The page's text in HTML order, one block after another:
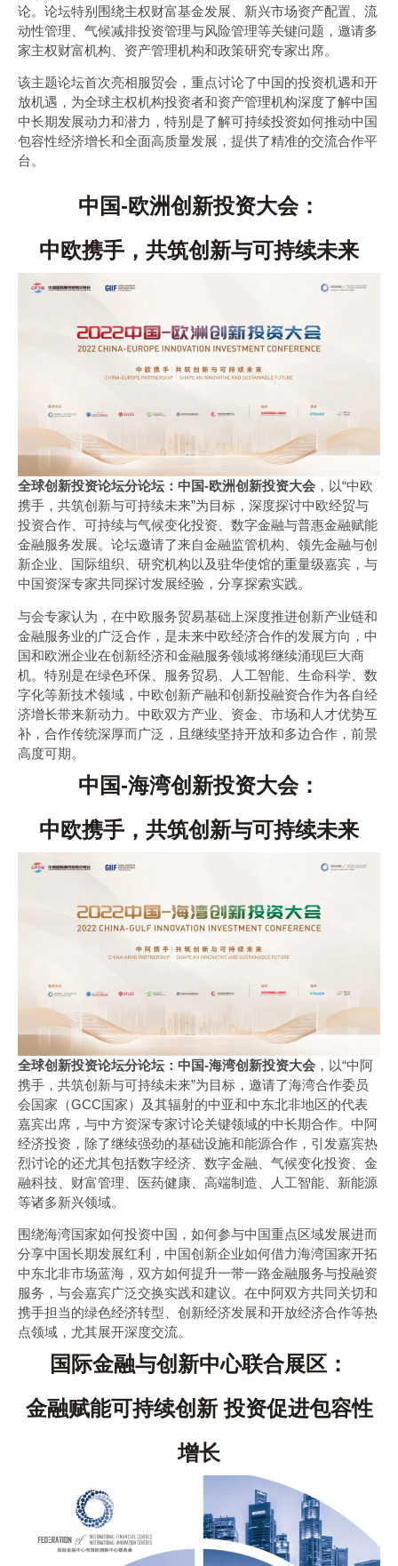
论。论坛特别围绕主权财富基金发展、新兴市场资产配置、流
动性管理、气候减排投资管理与风险管理等关键问题，邀请多
家主权财富机构、资产管理机构和政策研究专家出席。
该主题论坛首次亮相服贸会，重点讨论了中国的投资机遇和开
放机遇，为全球主权机构投资者和资产管理机构深度了解中国
中长期发展动力和潜力，特别是了解可持续投资如何推动中国
包容性经济增长和全面高质量发展，提供了精准的交流合作平
台。
中国-欧洲创新投资大会：
中欧携手，共筑创新与可持续未来
全球创新投资论坛分论坛：中国-欧洲创新投资大会 ，以“中欧
携手，共筑创新与可持续未来”为目标，深度探讨中欧经贸与
投资合作、可持续与气候变化投资、数字金融与普惠金融赋能
金融服务发展。论坛邀请了来自金融监管机构、领先金融与创
新企业、国际组织、研究机构以及驻华使馆的重量级嘉宾，与
中国资深专家共同探讨发展经验，分享探索实践。
与会专家认为，在中欧服务贸易基础上深度推进创新产业链和
金融服务业的广泛合作，是未来中欧经济合作的发展方向，中
国和欧洲企业在创新经济和金融服务领域将继续涌现巨大商
机。特别是在绿色环保、服务贸易、人工智能、生命科学、数
字化等新技术领域，中欧创新产融和创新投融资合作为各自经
济增长带来新动力。中欧双方产业、资金、市场和人才优势互
补，合作传统深厚而广泛，且继续坚持开放和多边合作，前景
高度可期。
中国-海湾创新投资大会：
中欧携手，共筑创新与可持续未来
全球创新投资论坛分论坛：中国-海湾创新投资大会 ，以“中阿
携手，共筑创新与可持续未来”为目标，邀请了海湾合作委员
会国家（GCC国家）及其辐射的中亚和中东北非地区的代表
嘉宾出席，与中方资深专家讨论关键领域的中长期合作。中阿
经济投资，除了继续强劲的基础设施和能源合作，引发嘉宾热
烈讨论的还尤其包括数字经济、数字金融、气候变化投资、金
融科技、财富管理、医药健康、高端制造、人工智能、新能源
等诸多新兴领域。
围绕海湾国家如何投资中国，如何参与中国重点区域发展进而
分享中国长期发展红利，中国创新企业如何借力海湾国家开拓
中东北非市场蓝海，双方如何提升一带一路金融服务与投融资
服务，与会嘉宾广泛交换实践和建议。在中阿双方共同关切和
携手担当的绿色经济转型、创新经济发展和开放经济合作等热
点领域，尤其展开深度交流。
国际金融与创新中心联合展区：
金融赋能可持续创新 投资促进包容性
增长